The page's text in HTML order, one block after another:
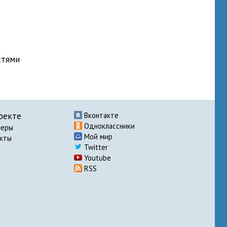
Вконтакте
Одноклассники
Мой мир
Twitter
Youtube
RSS